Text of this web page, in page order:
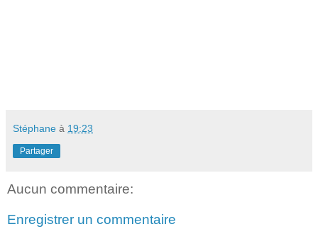
Stéphane à 19:23
Partager
Aucun commentaire:
Enregistrer un commentaire